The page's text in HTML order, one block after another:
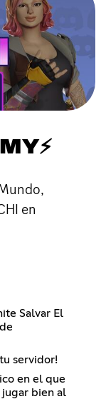
en
Salvar El
servidor!
en el que
bien al